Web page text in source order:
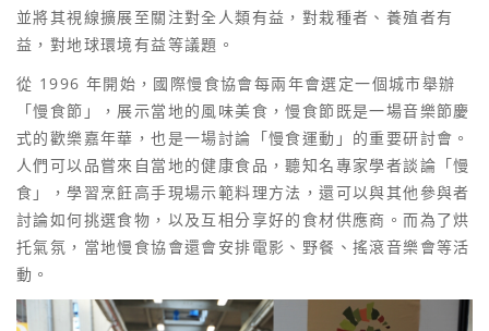
並將其視線擴展至關注對全人類有益，對栽種者、養殖者有
益，對地球環境有益等議題。
從 1996 年開始，國際慢食協會每兩年會選定一個城市舉辦
「慢食節」，展示當地的風味美食，慢食節既是一場音樂節慶
式的歡樂嘉年華，也是一場討論「慢食運動」的重要研討會。
人們可以品嘗來自當地的健康食品，聽知名專家學者談論「慢
食」，學習烹飪高手現場示範料理方法，還可以與其他參與者
討論如何挑選食物，以及互相分享好的食材供應商。而為了烘
托氣氛，當地慢食協會還會安排電影、野餐、搖滾音樂會等活
動。